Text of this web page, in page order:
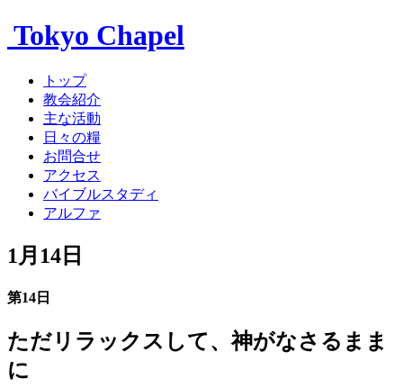
Tokyo Chapel
トップ
教会紹介
主な活動
日々の糧
お問合せ
アクセス
バイブルスタディ
アルファ
1月14日
第14日
ただリラックスして、神がなさるまま
に